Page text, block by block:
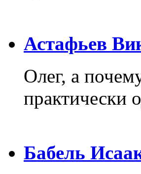
Астафьев
Олег, а
практически
Бабель